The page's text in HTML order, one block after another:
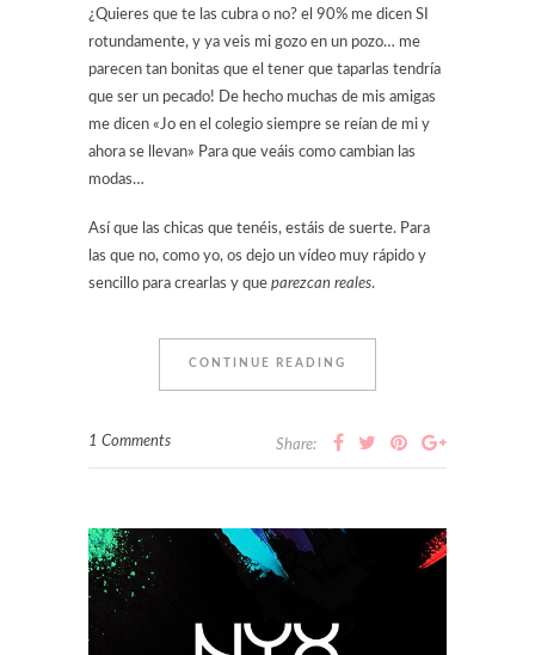
¿Quieres que te las cubra o no? el 90% me dicen SI
rotundamente, y ya veis mi gozo en un pozo… me
parecen tan bonitas que el tener que taparlas tendría
que ser un pecado! De hecho muchas de mis amigas
me dicen «Jo en el colegio siempre se reían de mi y
ahora se llevan» Para que veáis como cambian las
modas…
Así que las chicas que tenéis, estáis de suerte. Para
las que no, como yo, os dejo un vídeo muy rápido y
sencillo para crearlas y que parezcan reales.
CONTINUE READING
1 Comments Share: